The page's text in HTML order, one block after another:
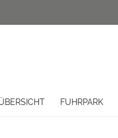
FUHRPARK